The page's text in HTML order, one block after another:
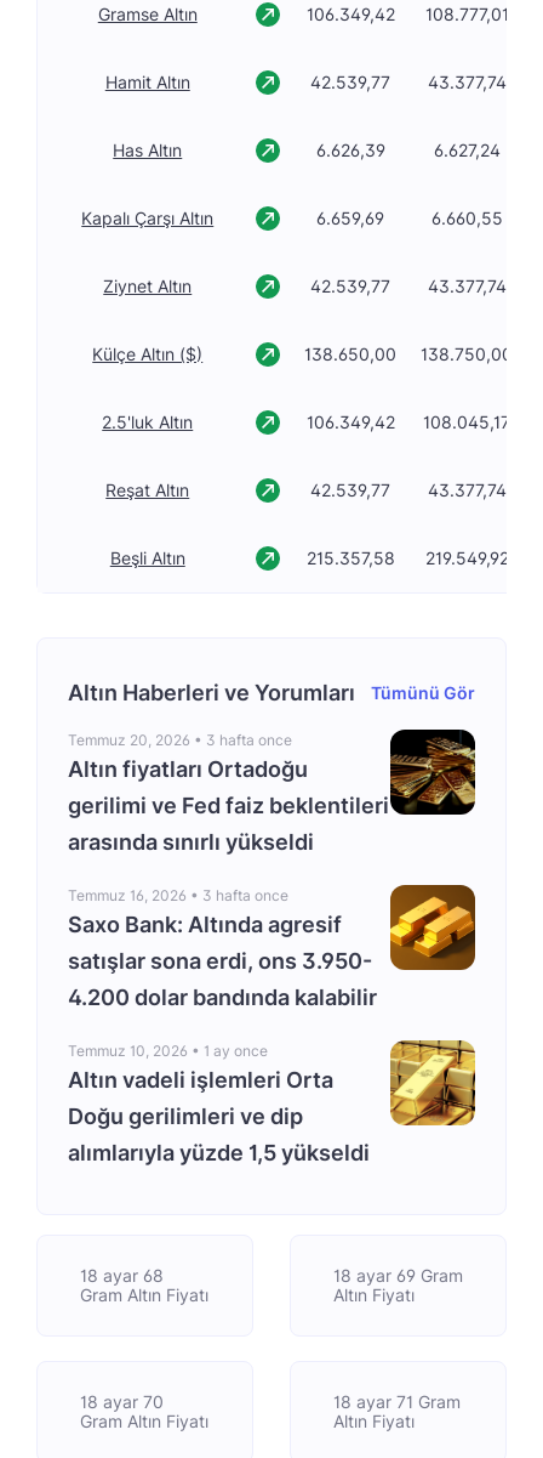
Gramse Altın 106.349,42 108.777,01
Hamit Altın 42.539,77 43.377,74
Has Altın 6.626,39 6.627,24
Kapalı Çarşı Altın 6.659,69 6.660,55
Ziynet Altın 42.539,77 43.377,74
Külçe Altın ($) 138.650,00 138.750,00
2.5'luk Altın 106.349,42 108.045,17
Reşat Altın 42.539,77 43.377,74
Beşli Altın 215.357,58 219.549,92
Altın Haberleri ve Yorumları Tümünü Gör
Temmuz 20, 2026 • 3 hafta once
Altın fiyatları Ortadoğu
gerilimi ve Fed faiz beklentileri
arasında sınırlı yükseldi
Temmuz 16, 2026 • 3 hafta once
Saxo Bank: Altında agresif
satışlar sona erdi, ons 3.950-
4.200 dolar bandında kalabilir
Temmuz 10, 2026 • 1 ay once
Altın vadeli işlemleri Orta
Doğu gerilimleri ve dip
alımlarıyla yüzde 1,5 yükseldi
18 ayar 68
Gram Altın Fiyatı
18 ayar 69 Gram
Altın Fiyatı
18 ayar 70
Gram Altın Fiyatı
18 ayar 71 Gram
Altın Fiyatı